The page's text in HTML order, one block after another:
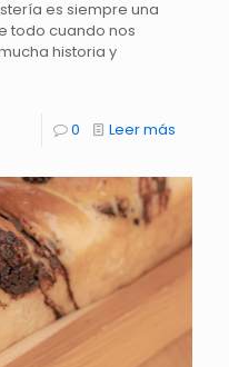
es siempre una
todo cuando nos
historia y
0 Leer más